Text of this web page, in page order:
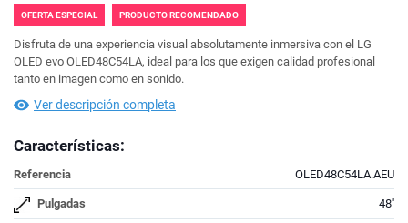
OFERTA ESPECIAL PRODUCTO RECOMENDADO
Disfruta de una experiencia visual absolutamente inmersiva con el LG
OLED evo OLED48C54LA, ideal para los que exigen calidad profesional
tanto en imagen como en sonido.
Ver descripción completa
Características:
Referencia OLED48C54LA.AEU
Pulgadas 48''